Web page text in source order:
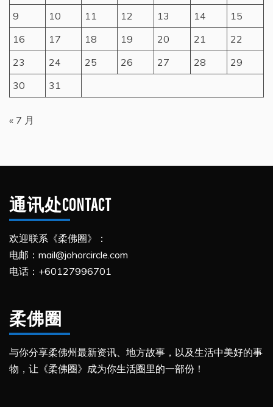
9
10 11 12 13 14
15
16
17 18 19 20 21
22
23
24 25 26 27 28
29
30
31
« 7 月
通讯处CONTACT
欢迎联系《柔佛圈》：
电邮：mail@johorcircle.com
电话：+60127996701
柔佛圈
与你分享柔佛州最新资讯、地方故事，以及生活中美好的事
物，让《柔佛圈》成为你生活圈里的一部份！